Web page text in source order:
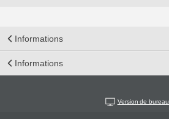
Informations
Informations
Version de bureau